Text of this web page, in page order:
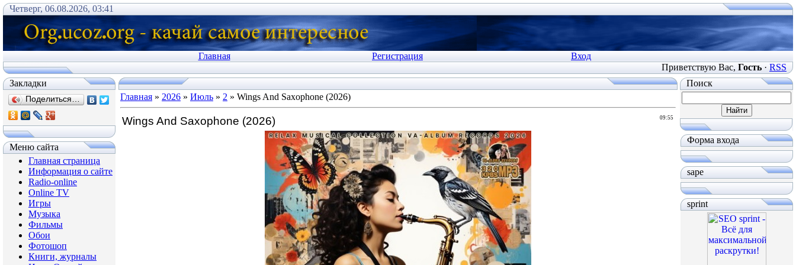
Четверг, 06.08.2026, 03:41
Главная Регистрация
Вход
Приветствую Вас, Гость· RSS
Закладки
Поделиться…
Меню сайта
Главная страница
Информация о сайте
Radio-online
Online TV
Игры
Музыка
Фильмы
Обои
Фотошоп
Книги, журналы
Главная » 2026 » Июль » 2 » Wings And Saxophone (2026)
09:55
Wings And Saxophone (2026)
Поиск
Форма входа
sape
sprint